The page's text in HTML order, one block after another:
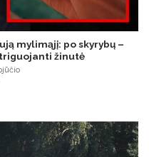
mylimąjį: po skyrybų –
žinutė